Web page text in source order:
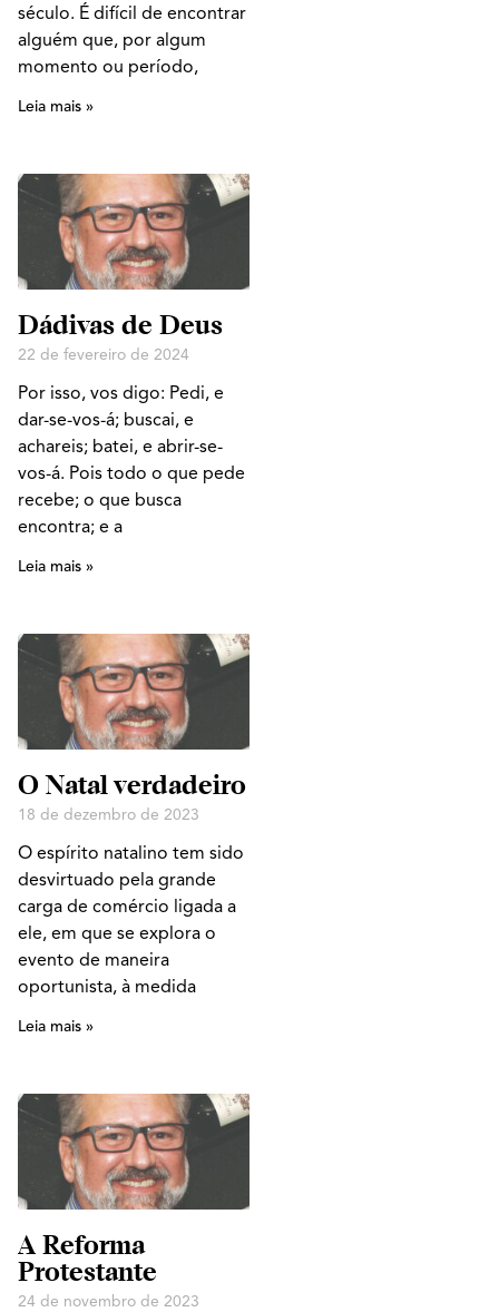
século. É difícil de encontrar
alguém que, por algum
momento ou período,
Leia mais »
Dádivas de Deus
22 de fevereiro de 2024
Por isso, vos digo: Pedi, e
dar-se-vos-á; buscai, e
achareis; batei, e abrir-se-
vos-á. Pois todo o que pede
recebe; o que busca
encontra; e a
Leia mais »
O Natal verdadeiro
18 de dezembro de 2023
O espírito natalino tem sido
desvirtuado pela grande
carga de comércio ligada a
ele, em que se explora o
evento de maneira
oportunista, à medida
Leia mais »
A Reforma
Protestante
24 de novembro de 2023